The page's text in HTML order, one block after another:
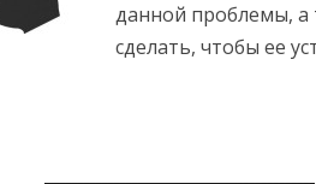
данной проблемы, а
сделать, чтобы ее